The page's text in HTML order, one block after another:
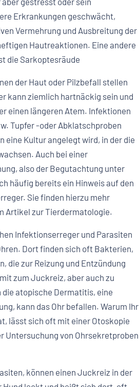
Erkrankungen geschwächt,
Vermehrung und Ausbreitung der
Hautreaktionen. Eine andere
die Sarkoptesräude
der Haut oder Pilzbefall stellen
kann ziemlich hartnäckig sein und
einen längeren Atem. Infektionen
Tupfer -oder Abklatschproben
eine Kultur angelegt wird, in der die
Auch bei einer
also der Begutachtung unter
häufig bereits ein Hinweis auf den
Sie finden hierzu mehr
Artikel zur Tierdermatologie.
Infektionserreger und Parasiten
Dort finden sich oft Bakterien,
die zur Reizung und Entzündung
zum Juckreiz, aber auch zu
atopische Dermatitis, eine
kann das Ohr befallen. Warum Ihr
lässt sich oft mit einer Otoskopie
Untersuchung von Ohrsekretproben
können einen Juckreiz in der